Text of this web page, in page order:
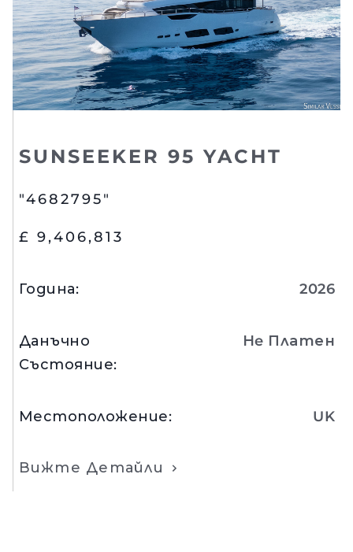
SUNSEEKER 95 YACHT
"4682795"
£ 9,406,813
Година: 2026
Данъчно
Състояние:
Нe Платен
Местоположение: UK
Вижте Детайли